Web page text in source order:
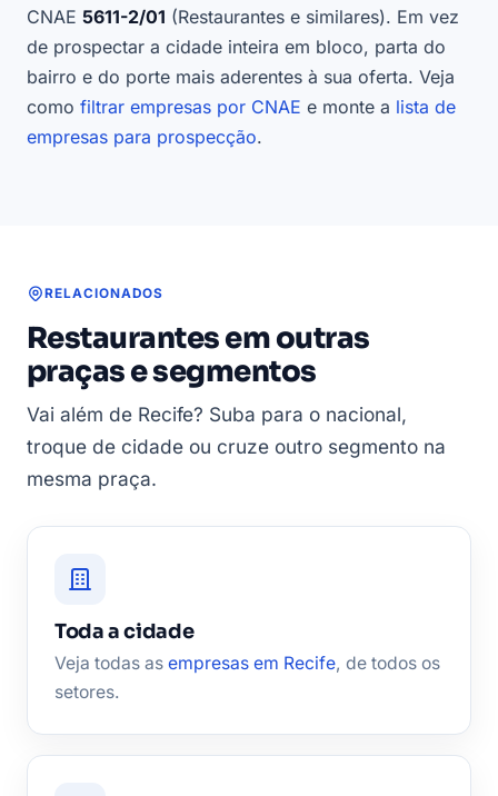
CNAE 5611-2/01 (Restaurantes e similares). Em vez
de prospectar a cidade inteira em bloco, parta do
bairro e do porte mais aderentes à sua oferta. Veja
como filtrar empresas por CNAE e monte a lista de
empresas para prospecção.
RELACIONADOS
Restaurantes em outras
praças e segmentos
Vai além de Recife? Suba para o nacional,
troque de cidade ou cruze outro segmento na
mesma praça.
Toda a cidade
Veja todas as empresas em Recife, de todos os
setores.